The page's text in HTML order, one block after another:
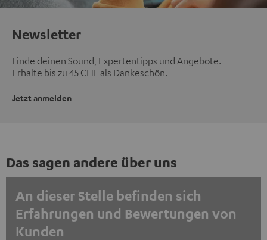
Newsletter
Finde deinen Sound, Expertentipps und Angebote.
Erhalte bis zu 45 CHF als Dankeschön.
Jetzt anmelden
Das sagen andere über uns
An dieser Stelle befinden sich
Erfahrungen und Bewertungen von
Kunden